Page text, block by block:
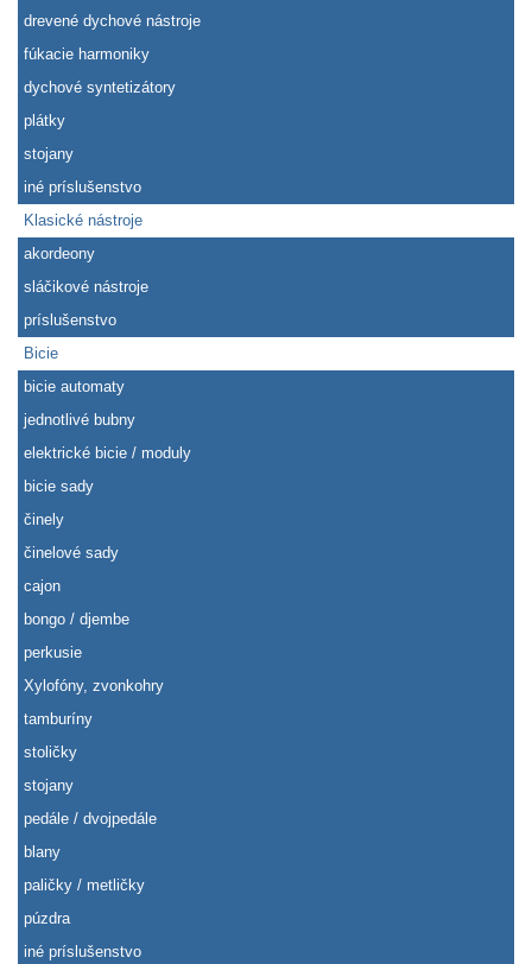
drevené dychové nástroje
fúkacie harmoniky
dychové syntetizátory
plátky
stojany
iné príslušenstvo
Klasické nástroje
akordeony
sláčikové nástroje
príslušenstvo
Bicie
bicie automaty
jednotlivé bubny
elektrické bicie / moduly
bicie sady
činely
činelové sady
cajon
bongo / djembe
perkusie
Xylofóny, zvonkohry
tamburíny
stoličky
stojany
pedále / dvojpedále
blany
paličky / metličky
púzdra
iné príslušenstvo